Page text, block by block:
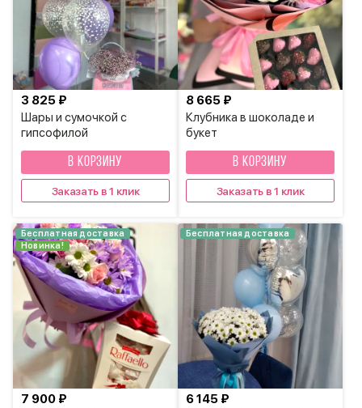
Шары и сумочкой с
гипсофилой
3 825 ₽
В КОРЗИНУ
Заказать в 1 клик
Клубника в шоколаде и
букет
8 665 ₽
В КОРЗИНУ
Заказать в 1 клик
Бесплатная доставка
Новинка!
7 900 ₽
Бесплатная доставка
6 145 ₽